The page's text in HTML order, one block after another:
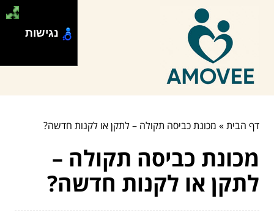
דף הבית» מכונת כביסה תקולה – לתקן או לקנות חדשה?
מכונת כביסה תקולה –
לתקן או לקנות חדשה?
נגישות